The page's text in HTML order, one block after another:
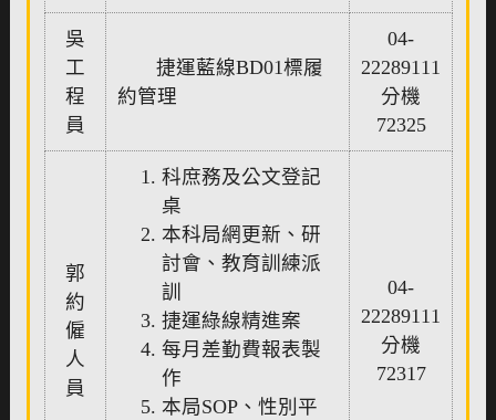
吳
工
程
員
捷運藍線BD01標履
約管理
04-
22289111
分機
72325
郭
約
僱
人
員
科庶務及公文登記
桌
本科局網更新、研
討會、教育訓練派
訓
捷運綠線精進案
每月差勤費報表製
作
本局SOP、性別平
04-
22289111
分機
72317